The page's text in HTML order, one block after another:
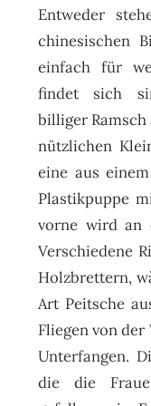
Entweder
chinesischen
einfach für
findet sich
billiger Ramsch
nützlichen
eine aus
Plastikpuppe
vorne wird an
Verschiedene
Holzbrettern,
Art Peitsche
Fliegen von
Unterfangen.
die die